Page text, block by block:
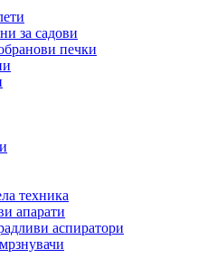
за садови
печки
техника
апарати
аспиратори